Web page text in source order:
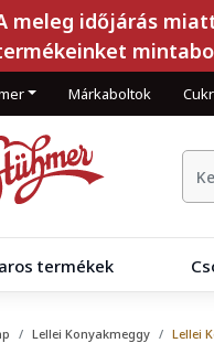
meleg időjárás
Márkaboltok
termékek
Lellei Konyakmeggy Lellei